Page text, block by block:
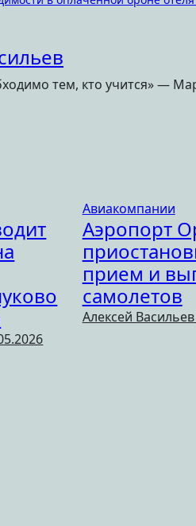
тем, кто учится» —
Авиакомпании
Аэропорт
прием и
самолетов
Алексей Васильев